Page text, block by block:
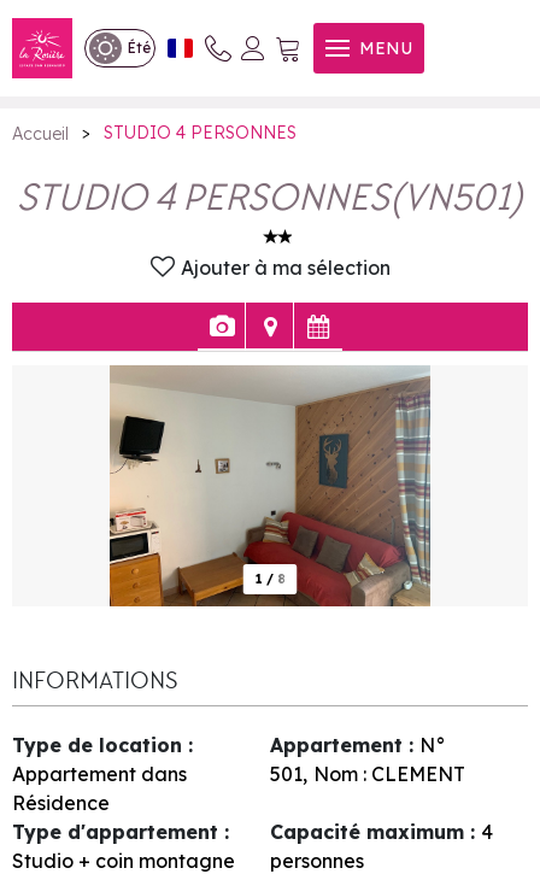
Été MENU
STUDIO 4 PERSONNES
Accueil > STUDIO 4 PERSONNES
STUDIO 4 PERSONNES(VN501)
Ajouter à ma sélection
1 / 8
INFORMATIONS
Type de location :
Appartement dans
Résidence
Appartement : N°
501 Nom : CLEMENT
Type d'appartement :
Studio + coin montagne
Capacité maximum : 4
personnes